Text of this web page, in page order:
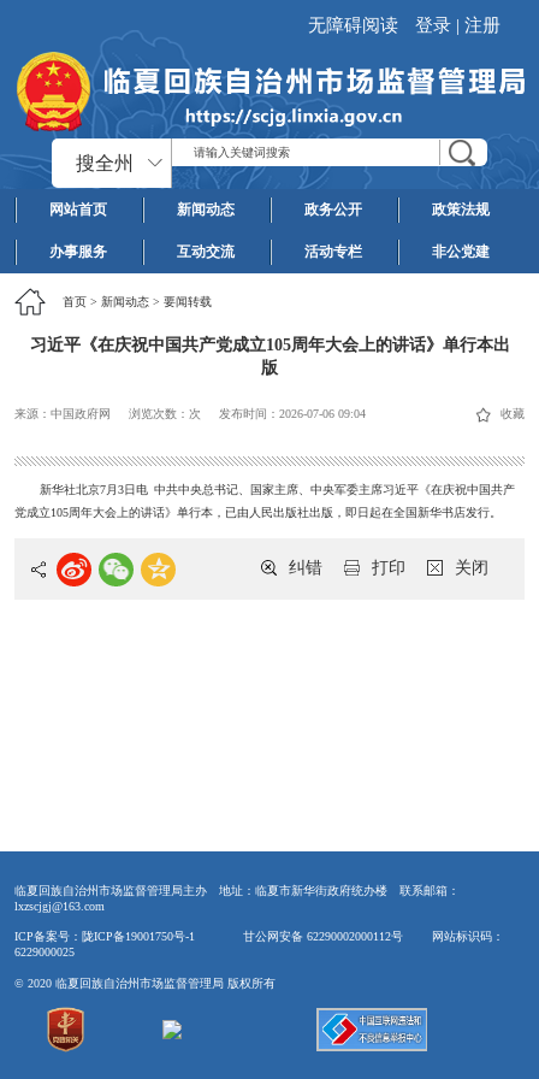
无障碍阅读 登录 | 注册
搜全州
网站首页 新闻动态 政务公开 政策法规
办事服务 互动交流 活动专栏 非公党建
首页> 新闻动态> 要闻转载
习近平《在庆祝中国共产党成立105周年大会上的讲话》单行本出
版
来源：中国政府网 浏览次数： 次 发布时间： 2026-07-06 09:04 收藏
新华社北京7月3日电 中共中央总书记、国家主席、中央军委主席习近平《在庆祝中国共产
党成立105周年大会上的讲话》单行本，已由人民出版社出版，即日起在全国新华书店发行。
关闭
打印
纠错
临夏回族自治州市场监督管理局主办 地址：临夏市新华街政府统办楼
联系邮箱：
lxzscjgj@163.com
ICP备案号：陇ICP备19001750号-1 甘公网安备 62290002000112号
网站标识码：
6229000025
© 2020 临夏回族自治州市场监督管理局 版权所有